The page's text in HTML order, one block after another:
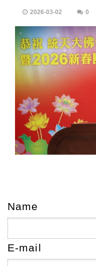
2026-03-02 0
Name
E-mail